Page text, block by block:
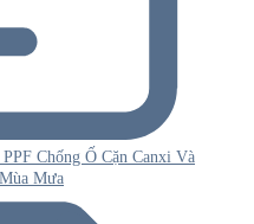
Chống Ố Cặn Canxi Và
Mưa